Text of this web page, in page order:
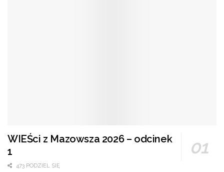
WIEŚci z Mazowsza 2026 – odcinek
1
473 PODZIEL SIĘ